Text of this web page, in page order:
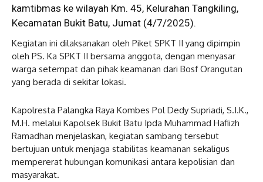
kamtibmas ke wilayah Km. 45, Kelurahan Tangkiling,
Kecamatan Bukit Batu, Jumat (4/7/2025).
Kegiatan ini dilaksanakan oleh Piket SPKT II yang dipimpin
oleh PS. Ka SPKT II bersama anggota, dengan menyasar
warga setempat dan pihak keamanan dari Bosf Orangutan
yang berada di sekitar lokasi.
Kapolresta Palangka Raya Kombes Pol Dedy Supriadi, S.I.K.,
M.H. melalui Kapolsek Bukit Batu Ipda Muhammad Hafiizh
Ramadhan menjelaskan, kegiatan sambang tersebut
bertujuan untuk menjaga stabilitas keamanan sekaligus
mempererat hubungan komunikasi antara kepolisian dan
masyarakat.